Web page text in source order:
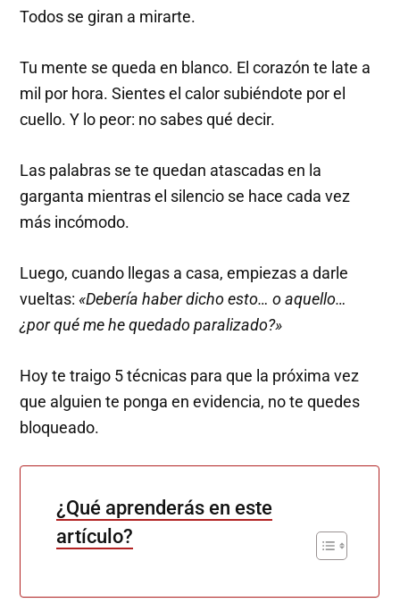
Todos se giran a mirarte.
Tu mente se queda en blanco. El corazón te late a
mil por hora. Sientes el calor subiéndote por el
cuello. Y lo peor: no sabes qué decir.
Las palabras se te quedan atascadas en la
garganta mientras el silencio se hace cada vez
más incómodo.
Luego, cuando llegas a casa, empiezas a darle
vueltas:«Debería haber dicho esto… o aquello…
¿por qué me he quedado paralizado?»
Hoy te traigo 5 técnicas para que la próxima vez
que alguien te ponga en evidencia, no te quedes
bloqueado.­
¿Qué aprenderás en este
artículo?